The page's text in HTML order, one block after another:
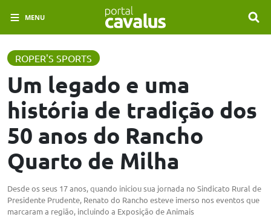
MENU
ROPER'S SPORTS
Um legado e uma
história de tradição dos
50 anos do Rancho
Quarto de Milha
Desde os seus 17 anos, quando iniciou sua jornada no Sindicato Rural de
Presidente Prudente, Renato do Rancho esteve imerso nos eventos que
marcaram a região, incluindo a Exposição de Animais